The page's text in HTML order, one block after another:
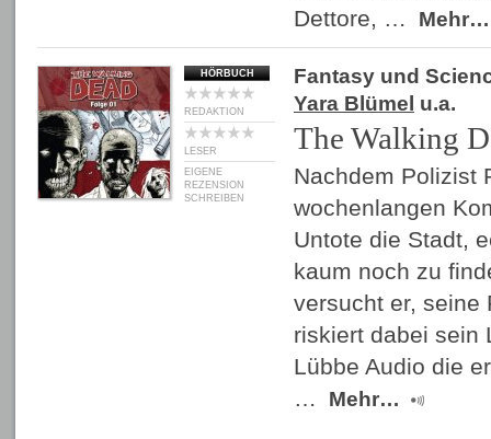
Dettore, …
Mehr…
HÖRBUCH
REDAKTION
LESER
EIGENE
REZENSION
SCHREIBEN
Fantasy und
Yara Blümel u.a.
The Walking
Nachdem Polizist
wochenlangen
Untote die Stadt,
kaum noch zu
versucht er, seine
riskiert dabei sein
Lübbe Audio die
…
Mehr…